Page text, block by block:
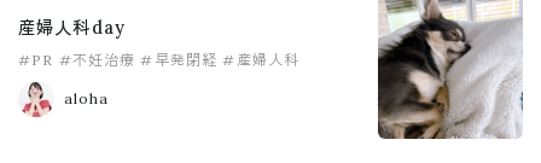
産婦人科day
#PR #不妊治療 #早発閉経 #産婦人科
aloha